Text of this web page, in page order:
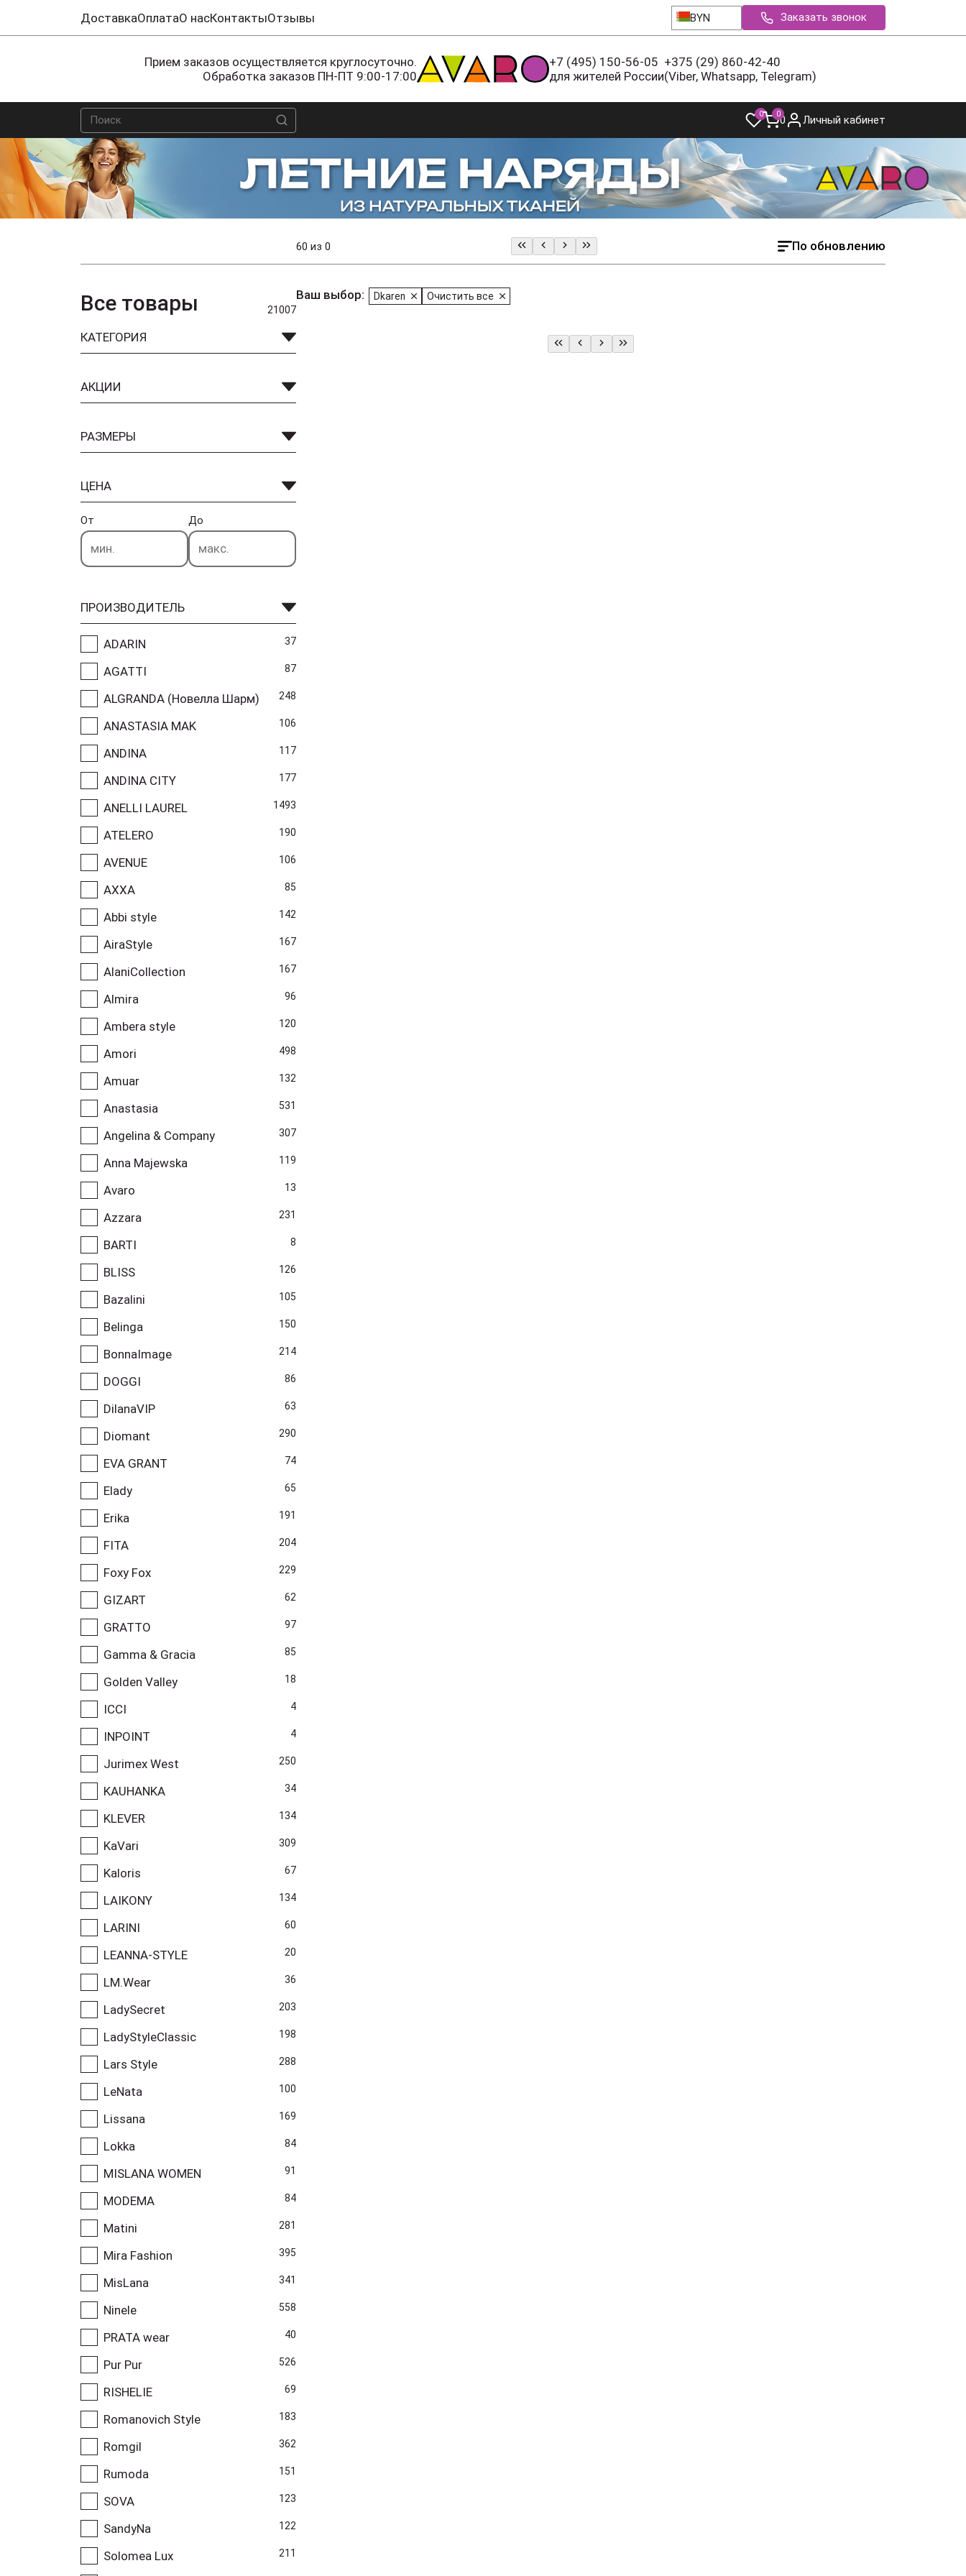
ДоставкаОплатаО насКонтактыОтзывы BYN Заказать звонок
Прием заказов осуществляется круглосуточно.
Обработка заказов ПН-ПТ 9:00-17:00
+7 (495) 150-56-05
для жителей России
+375 (29) 860-42-40
(Viber, Whatsapp, Telegram)
0 00 Личный кабинет
60 из 0 По обновлению
Все товары 21007
КАТЕГОРИЯ
АКЦИИ
РАЗМЕРЫ
ЦЕНА
От До
ПРОИЗВОДИТЕЛЬ
ADARIN 37
AGATTI 87
ALGRANDA (Новелла Шарм) 248
ANASTASIA MAK 106
ANDINA 117
ANDINA CITY 177
ANELLI LAUREL 1493
ATELERO 190
AVENUE 106
AXXA 85
Abbi style 142
AiraStyle 167
AlaniCollection 167
Almira 96
Ambera style 120
Amori 498
Amuar 132
Anastasia 531
Angelina & Company 307
Anna Majewska 119
Avaro 13
Azzara 231
BARTI 8
BLISS 126
Bazalini 105
Belinga 150
BonnaImage 214
DOGGI 86
DilanaVIP 63
Diomant 290
EVA GRANT 74
Elady 65
Erika 191
FITA 204
Foxy Fox 229
GIZART 62
GRATTO 97
Gamma & Gracia 85
Golden Valley 18
ICCI 4
INPOINT 4
Jurimex West 250
KAUHANKA 34
KLEVER 134
KaVari 309
Kaloris 67
LAIKONY 134
LARINI 60
LEANNA-STYLE 20
LM.Wear 36
LadySecret 203
LadyStyleClassic 198
Lars Style 288
LeNata 100
Lissana 169
Lokka 84
MISLANA WOMEN 91
MODEMA 84
Matini 281
Mira Fashion 395
MisLana 341
Ninele 558
PRATA wear 40
Pur Pur 526
RISHELIE 69
Romanovich Style 183
Romgil 362
Rumoda 151
SOVA 123
SandyNa 122
Solomea Lux 211
Ваш выбор: Dkaren Очистить все